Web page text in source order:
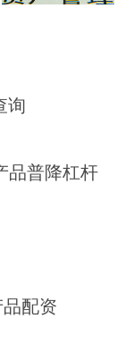
询
品普降杠杆
配资